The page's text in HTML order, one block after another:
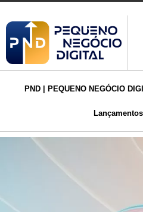
PND | PEQUENO NEGÓCIO